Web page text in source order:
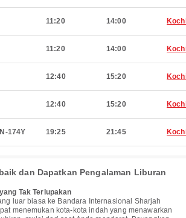
11:20 14:00
11:20 14:00
12:40 15:20
12:40 15:20
174Y 19:25 21:45
dan Dapatkan Pengalaman Liburan
Tak Terlupakan
luar biasa ke Bandara Internasional Sharjah
menemukan kota-kota indah yang menawarkan